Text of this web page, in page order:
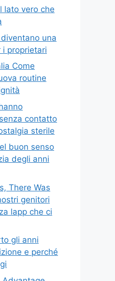
lato vero che
una
proprietari
Come
routine
contatto
sterile
buon senso
degli anni
There Was
genitori
lapp che ci
gli anni
e perché